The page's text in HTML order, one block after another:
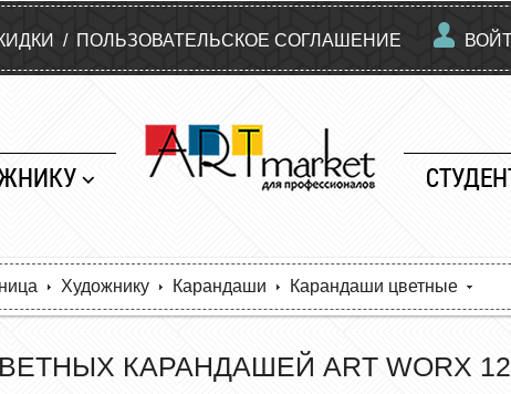
/ ПОЛЬЗОВАТЕЛЬСКОЕ СОГЛАШЕНИЕ
Художнику Карандаши Карандаши цветные
КАРАНДАШЕЙ ART WORX